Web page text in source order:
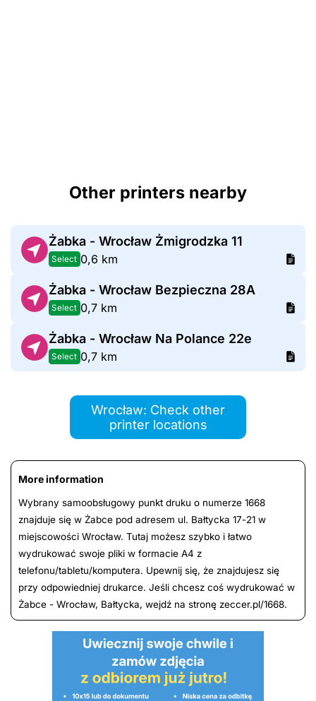
Other printers nearby
Żabka - Wrocław Żmigrodzka 11
Select 0,6 km
Żabka - Wrocław Bezpieczna 28A
Select 0,7 km
Żabka - Wrocław Na Polance 22e
Select 0,7 km
Wrocław: Check other
printer locations
More information
Wybrany samoobsługowy punkt druku o numerze 1668
znajduje się w Żabce pod adresem ul. Bałtycka 17-21 w
miejscowości Wrocław. Tutaj możesz szybko i łatwo
wydrukować swoje pliki w formacie A4 z
telefonu/tabletu/komputera. Upewnij się, że znajdujesz się
przy odpowiedniej drukarce. Jeśli chcesz coś wydrukować w
Żabce - Wrocław, Bałtycka, wejdź na stronę zeccer.pl/1668.